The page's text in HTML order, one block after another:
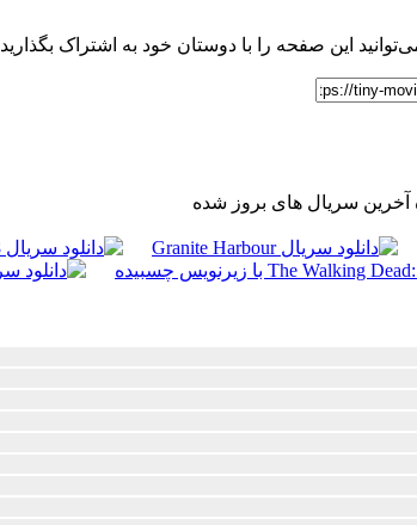
این صفحه را با دوستان خود به اشتراک بگذارید
آخرین سریال های بروز شده